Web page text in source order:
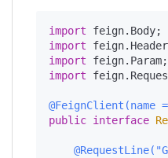
import
import
import
import
public interface